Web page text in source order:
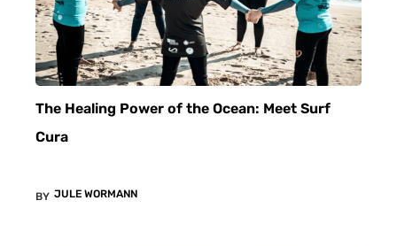
The Healing Power of the Ocean: Meet Surf
Cura
BY JULE WORMANN